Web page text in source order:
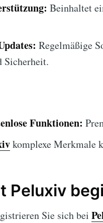
Beinhaltet
Regelmäßige
Sicherheit.
Funktionen:
komplexe Merkmale
Peluxiv
Sie sich bei